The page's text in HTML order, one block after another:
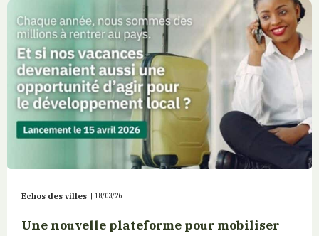
Echos des villes 18/03/26
Une nouvelle plateforme pour mobiliser